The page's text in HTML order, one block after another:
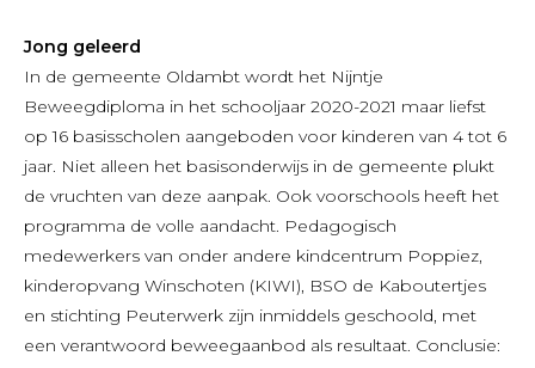
Jong geleerd
In de gemeente Oldambt wordt het Nijntje
Beweegdiploma in het schooljaar 2020-2021 maar liefst
op 16 basisscholen aangeboden voor kinderen van 4 tot 6
jaar. Niet alleen het basisonderwijs in de gemeente plukt
de vruchten van deze aanpak. Ook voorschools heeft het
programma de volle aandacht. Pedagogisch
medewerkers van onder andere kindcentrum Poppiez,
kinderopvang Winschoten (KIWI), BSO de Kaboutertjes
en stichting Peuterwerk zijn inmiddels geschoold, met
een verantwoord beweegaanbod als resultaat. Conclusie: